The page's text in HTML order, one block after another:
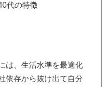
代の特徴
は、生活水準を最適化
依存から抜け出て自分